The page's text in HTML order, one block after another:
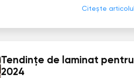
Citește articolul
Tendințe de laminat pentru
2024